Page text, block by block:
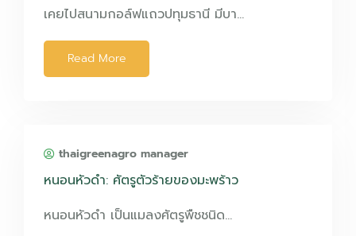
เคยไปสนามกอล์ฟแถวปทุมธานี มีบา…
Read More
thaigreenagro manager
หนอนหัวดำ: ศัตรูตัวร้ายของมะพร้าว
หนอนหัวดำ เป็นแมลงศัตรูพืชชนิด…